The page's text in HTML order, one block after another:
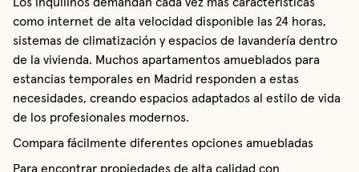
como internet de alta velocidad disponible las 24 horas,
sistemas de climatización y espacios de lavandería dentro
de la vivienda. Muchos apartamentos amueblados para
estancias temporales en Madrid responden a estas
necesidades, creando espacios adaptados al estilo de vida
de los profesionales modernos.
Compara fácilmente diferentes opciones amuebladas
Para encontrar propiedades de alta calidad con